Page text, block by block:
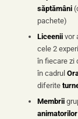
săptămâni
pachete)
Liceeniivor
cele 2
în fiecare zi
în cadrul
diferite
Membrii
animatorilor